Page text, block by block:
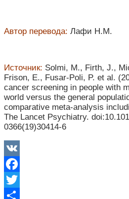
Автор перевода: Лафи Н.М.
Источник: Solmi, M., Firth, J.,
Frison, E., Fusar-Poli, P. et al.
cancer screening in people with
world versus the general
comparative meta-analysis
The Lancet Psychiatry.
0366(19)30414-6
VK
Facebook
Twitter